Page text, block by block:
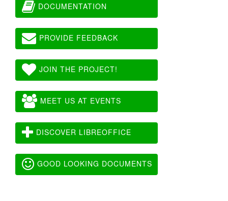
DOCUMENTATION
PROVIDE FEEDBACK
JOIN THE PROJECT!
MEET US AT EVENTS
DISCOVER LIBREOFFICE
GOOD LOOKING DOCUMENTS